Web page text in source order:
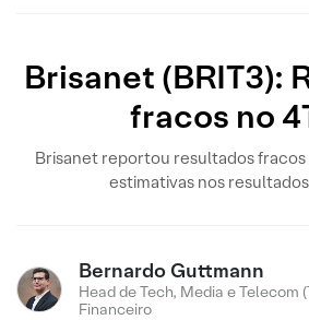
Brisanet (BRIT3):
fracos no
Brisanet reportou resultados fracos
estimativas nos
Bernardo Guttmann
Head de Tech, Media e Telecom
Financeiro